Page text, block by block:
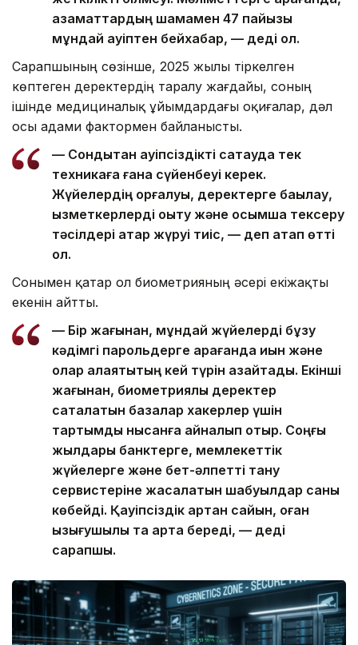
азаматтардың шамамен 47 пайызы
мұндай қауіптен бейхабар, — деді ол.
Сарапшының сөзінше, 2025 жылы тіркелген
көптеген деректердің таралу жағдайы, соның
ішінде медициналық ұйымдардағы оқиғалар, дәл
осы адами фактормен байланысты.
— Сондықтан қауіпсіздікті сақтауда тек
техникаға ғана сүйенбеуі керек.
Жүйелердің қорғалуы, деректерге бақылау,
қызметкерлерді оқыту және қосымша тексеру
тәсілдері қатар жүруі тиіс, — деп атап өтті
ол.
Сонымен қатар ол биометрияның әсері екіжақты
екенін айтты.
— Бір жағынан, мұндай жүйелерді бұзу
кәдімгі парольдерге қарағанда қиын және
олар алаяқтықтың кей түрін азайтады. Екінші
жағынан, биометриялық деректер
сақталатын базалар хакерлер үшін
тартымды нысанға айналып отыр. Соңғы
жылдары банктерге, мемлекеттік
жүйелерге және бет-әлпетті тану
сервистеріне жасалатын шабуылдар саны
көбейді. Қауіпсіздік артқан сайын, оған
қызығушылық та арта береді, — деді
сарапшы.